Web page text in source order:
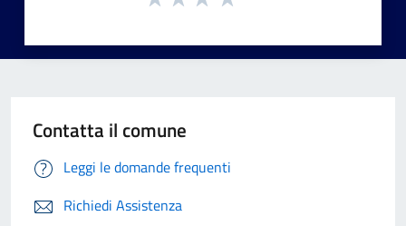
Contatta il comune
Leggi le domande frequenti
Richiedi Assistenza